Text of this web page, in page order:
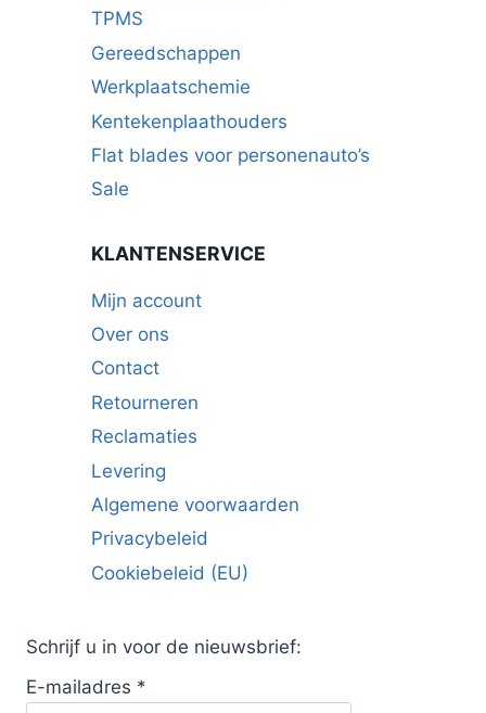
TPMS
Gereedschappen
Werkplaatschemie
Kentekenplaathouders
Flat blades voor personenauto’s
Sale
KLANTENSERVICE
Mijn account
Over ons
Contact
Retourneren
Reclamaties
Levering
Algemene voorwaarden
Privacybeleid
Cookiebeleid (EU)
Schrijf u in voor de nieuwsbrief:
E-mailadres *